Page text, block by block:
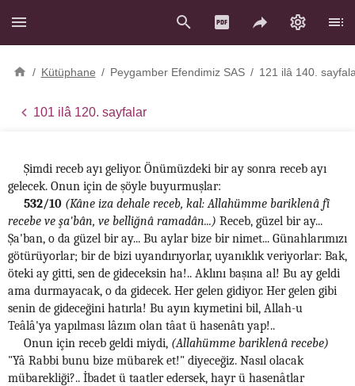
/ Kütüphane / Peygamber Efendimiz SAS / 121 ilâ 140.
101 ilâ 120. sayfalar
Şimdi receb ayı geliyor. Önümüzdeki bir ay sonra receb ayı
gelecek. Onun için de şöyle buyurmuşlar:
532/10 (Kâne iza dehale receb, kal: Allahümme bariklenâ fî
recebe ve şa'bân, ve belliğnâ ramadân...) Receb, güzel bir ay...
Şa'ban, o da güzel bir ay... Bu aylar bize bir nimet... Günahlarımızı
götürüyorlar; bir de bizi uyandırıyorlar, uyanıklık veriyorlar: Bak,
öteki ay gitti, sen de gideceksin ha!.. Aklını başına al! Bu ay geldi
ama durmayacak, o da gidecek. Her gelen gidiyor. Her gelen gibi
senin de gideceğini hatırla! Bu ayın kıymetini bil, Allah-u
Teâlâ'ya yapılması lâzım olan tâat ü hasenâtı yap!..
Onun için receb geldi miydi, (Allahümme bariklenâ recebe)
"Yâ Rabbi bunu bize mübarek et!" diyeceğiz. Nasıl olacak
mübarekliği?.. İbadet ü taatler edersek, hayr ü hasenâtlar